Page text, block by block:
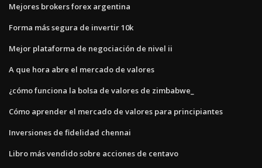
Mejores brokers forex argentina
Forma más segura de invertir 10k
Mejor plataforma de negociación de nivel ii
A que hora abre el mercado de valores
¿cómo funciona la bolsa de valores de zimbabwe_
Cómo aprender el mercado de valores para principiantes
Inversiones de fidelidad chennai
Libro más vendido sobre acciones de centavo